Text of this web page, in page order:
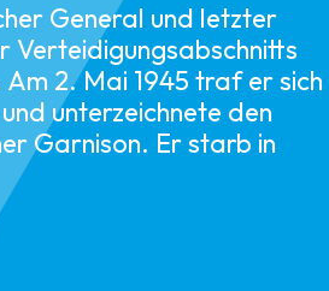
General und letzter
Verteidigungsabschnitts
2. Mai 1945 traf er sich
unterzeichnete den
Garnison. Er starb in